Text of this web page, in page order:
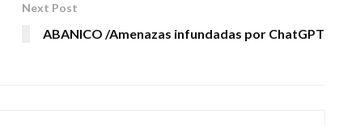
Next Post
ABANICO /Amenazas infundadas por ChatGPT